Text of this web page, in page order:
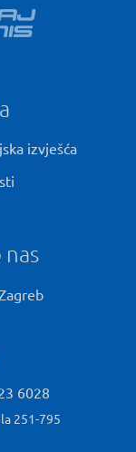
izvješća
6028
251-795